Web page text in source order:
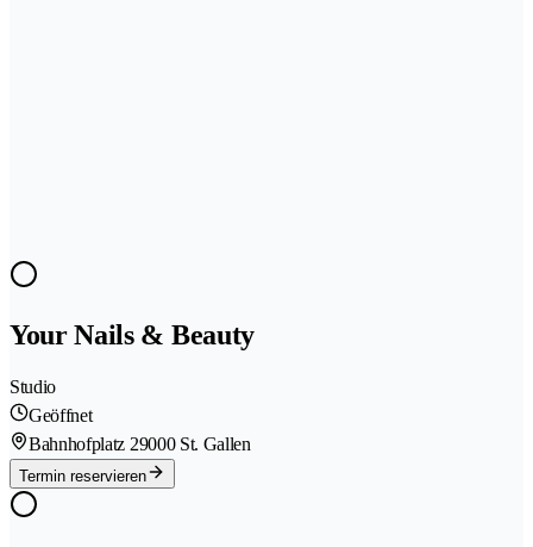
Your Nails & Beauty
Studio
Geöffnet
Bahnhofplatz 29000 St. Gallen
Termin reservieren